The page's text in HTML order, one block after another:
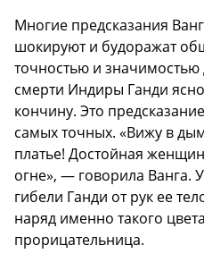
Многие предсказания
шокируют и будоражат
точностью и значимостью
смерти Индиры Ганди
кончину. Это
самых точных. «Вижу в
платье! Достойная
огне», — говорила Ванга.
гибели Ганди от рук ее
наряд именно такого
прорицательница.